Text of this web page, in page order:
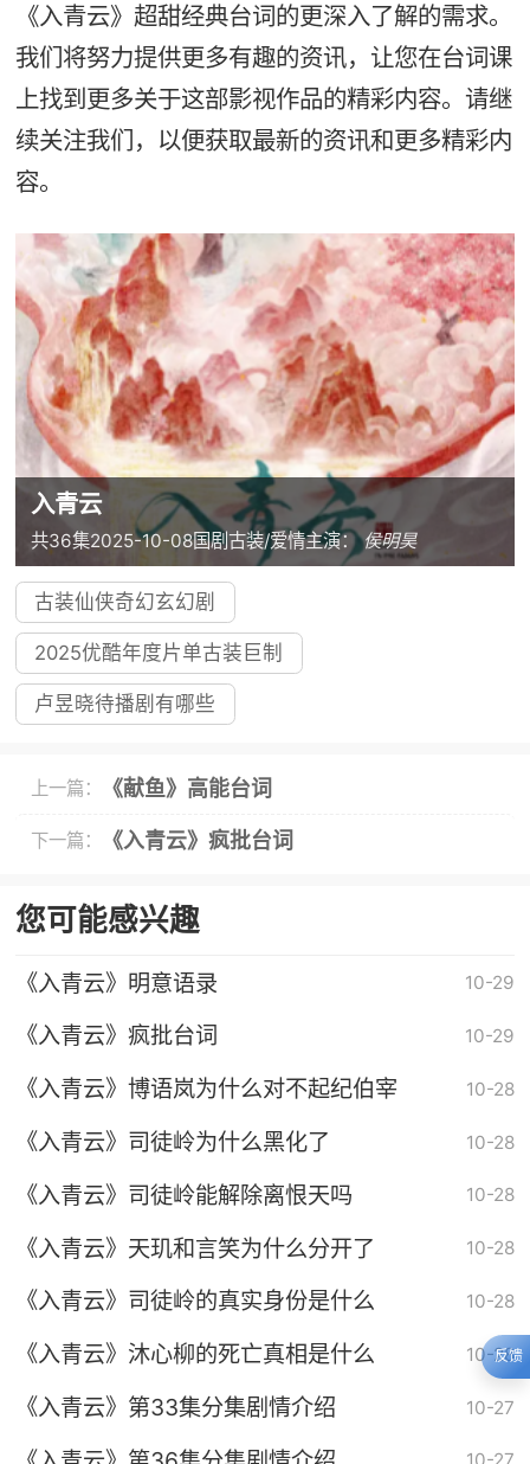
《入青云》超甜经典台词的更深入了解的需求。
我们将努力提供更多有趣的资讯，让您在台词课
上找到更多关于这部影视作品的精彩内容。请继
续关注我们，以便获取最新的资讯和更多精彩内
容。
入青云
共36集2025-10-08国剧古装/爱情主演：侯明昊
古装仙侠奇幻玄幻剧
2025优酷年度片单古装巨制
卢昱晓待播剧有哪些
上一篇： 《献鱼》高能台词
下一篇： 《入青云》疯批台词
您可能感兴趣
《入青云》明意语录 10-29
《入青云》疯批台词 10-29
《入青云》博语岚为什么对不起纪伯宰 10-28
《入青云》司徒岭为什么黑化了 10-28
《入青云》司徒岭能解除离恨天吗 10-28
《入青云》天玑和言笑为什么分开了 10-28
《入青云》司徒岭的真实身份是什么 10-28
《入青云》沐心柳的死亡真相是什么 10-28
《入青云》第33集分集剧情介绍 10-27
反馈